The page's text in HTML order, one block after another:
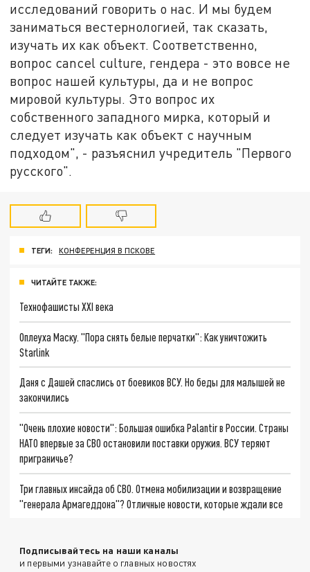
исследований говорить о нас. И мы будем
заниматься вестернологией, так сказать,
изучать их как объект. Соответственно,
вопрос cancel culture, гендера - это вовсе не
вопрос нашей культуры, да и не вопрос
мировой культуры. Это вопрос их
собственного западного мирка, который и
следует изучать как объект с научным
подходом", - разъяснил учредитель "Первого
русского".
ТЕГИ: КОНФЕРЕНЦИЯ В ПСКОВЕ
ЧИТАЙТЕ ТАКЖЕ:
Технофашисты XXI века
Оплеуха Маску. "Пора снять белые перчатки": Как уничтожить
Starlink
Даня с Дашей спаслись от боевиков ВСУ. Но беды для малышей не
закончились
"Очень плохие новости": Большая ошибка Palantir в России. Страны
НАТО впервые за СВО остановили поставки оружия. ВСУ теряют
приграничье?
Три главных инсайда об СВО. Отмена мобилизации и возвращение
"генерала Армагеддона"? Отличные новости, которые ждали все
Подписывайтесь на наши каналы
и первыми узнавайте о главных новостях